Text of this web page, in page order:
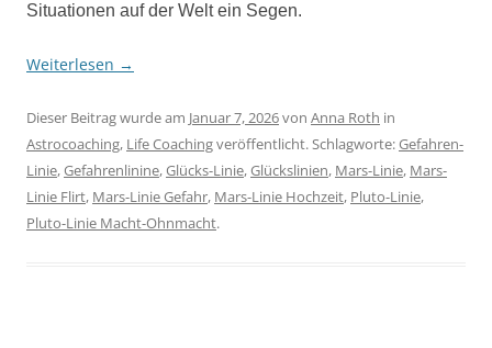
Situationen auf der Welt ein Segen.
Weiterlesen →
Dieser Beitrag wurde am Januar 7, 2026von Anna Roth in
Astrocoaching, Life Coachingveröffentlicht. Schlagworte:Gefahren-
Linie,Gefahrenlinine,Glücks-Linie,Glückslinien, Mars-Linie, Mars-
Linie Flirt, Mars-Linie Gefahr, Mars-Linie Hochzeit, Pluto-Linie,
Pluto-Linie Macht-Ohnmacht.